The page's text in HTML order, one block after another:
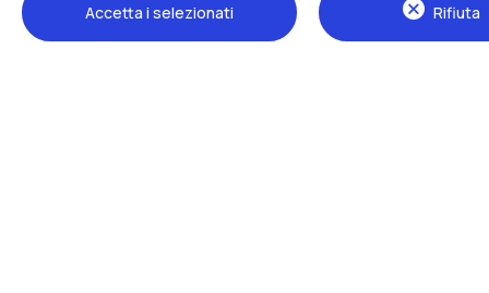
Rifiuta
Accetta i selezionati